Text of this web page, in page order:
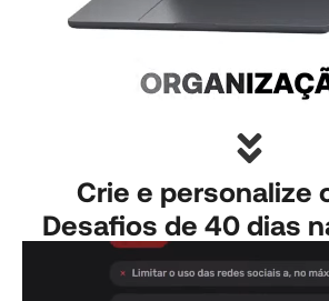
Crie e personalize
Desafios de 40 dias